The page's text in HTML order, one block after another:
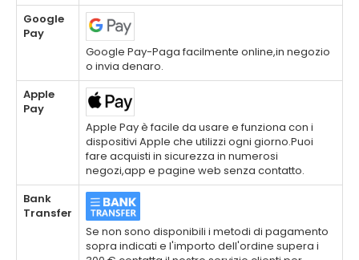
Google
Pay
Google Pay-Paga facilmente online,in negozio
o invia denaro.
Apple
Pay
Apple Pay è facile da usare e funziona con i
dispositivi Apple che utilizzi ogni giorno.Puoi
fare acquisti in sicurezza in numerosi
negozi,app e pagine web senza contatto.
Bank
Transfer
Se non sono disponibili i metodi di pagamento
sopra indicati e l'importo dell'ordine supera i